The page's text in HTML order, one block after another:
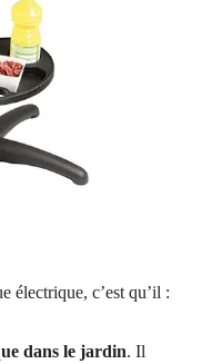
électrique, c’est qu’il :
dans le jardin. Il